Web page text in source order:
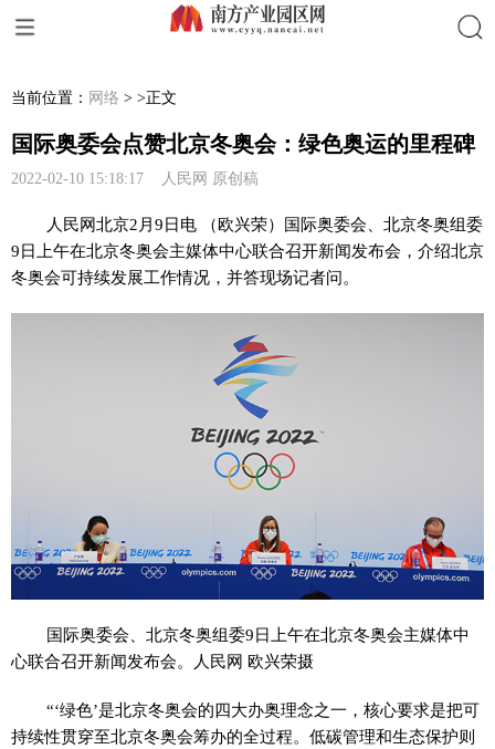
当前位置： 网络 > >正文
国际奥委会点赞北京冬奥会：绿色奥运的里程碑
2022-02-10 15:18:17 人民网 原创稿
人民网北京2月9日电 （欧兴荣）国际奥委会、北京冬奥组委
9日上午在北京冬奥会主媒体中心联合召开新闻发布会，介绍北京
冬奥会可持续发展工作情况，并答现场记者问。
国际奥委会、北京冬奥组委9日上午在北京冬奥会主媒体中
心联合召开新闻发布会。人民网 欧兴荣摄
“‘绿色’是北京冬奥会的四大办奥理念之一，核心要求是把可
持续性贯穿至北京冬奥会筹办的全过程。低碳管理和生态保护则